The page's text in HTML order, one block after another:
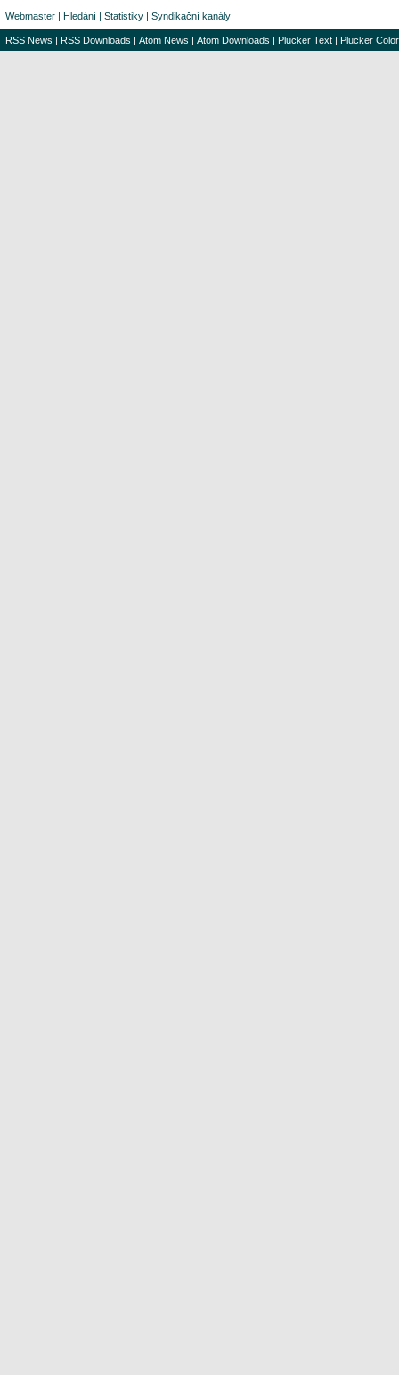
Webmaster | Hledání | Statistiky | Syndikační kanály
RSS News | RSS Downloads | Atom News | Atom Downloads | Plucker Text | Plucker Color